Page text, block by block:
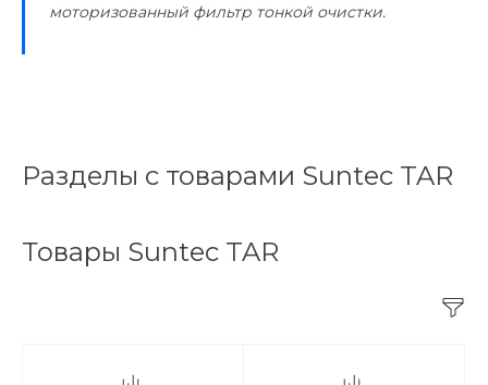
моторизованный фильтр тонкой очистки.
Разделы с товарами Suntec TAR
Товары Suntec TAR